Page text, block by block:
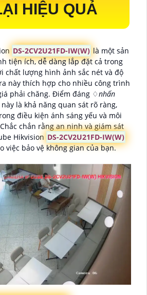
HIỆU QUẢ
DS-2CV2U21FD-IW(W) là một sản
tiện ích, dễ dàng lắp đặt cả trong
chất lượng hình ảnh sắc nét và độ
này thích hợp cho nhiều công trình
phải chăng. Điểm đáng ♢nhấn
là khả năng quan sát rõ ràng,
điều kiện ánh sáng yếu và môi
chắn rằng an ninh và giám sát
Hikvision DS-2CV2U21FD-IW(W)
việc bảo vệ không gian của bạn.